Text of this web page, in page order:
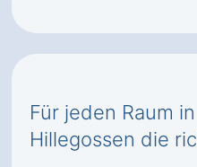
Für jeden Raum
Hillegossen die